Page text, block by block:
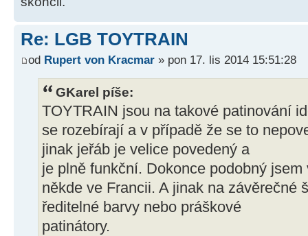
Re: LGB TOYTRAIN
od Rupert von Kracmar » pon 17. lis 2014 15:51:28
GKarel píše:
TOYTRAIN jsou na takové patinování
se rozebírají a v případě že se to
jinak jeřáb je velice povedený a
je plně funkční. Dokonce podobný
někde ve Francii. A jinak na závěrečné
ředitelné barvy nebo práškové
patinátory.